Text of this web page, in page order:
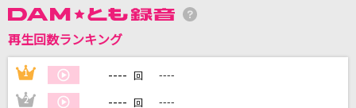
GENERATIONS from EXILE TRIBE
アドバンス・アドベンチャー
GARDEN
再生回数ランキング
1 ---- 回 ----
2 ---- 回 ----